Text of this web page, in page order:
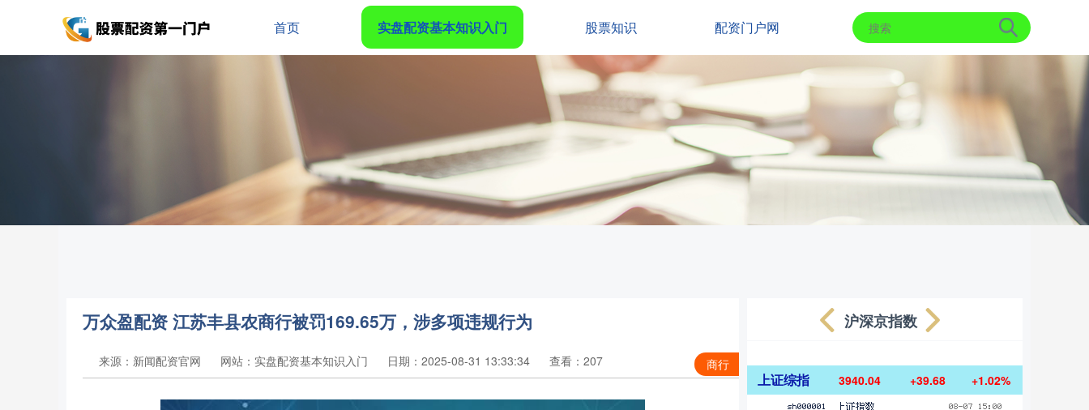
首页 实盘配资基本知识入门 股票知识 配资门户网
万众盈配资 江苏丰县农商行被罚169.65万，涉多项违规行为
商行
来源：新闻配资官网 网站：实盘配资基本知识入门 日期：2025-08-31 13:33:34 查看：207
沪深京指数
上证综指 3940.04 +39.68 +1.02%